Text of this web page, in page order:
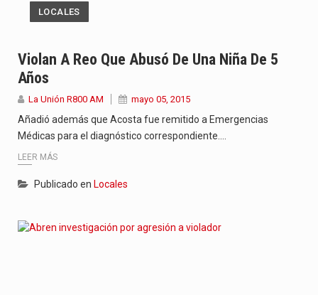
LOCALES
Violan A Reo Que Abusó De Una Niña De 5
Años
La Unión R800 AM mayo 05, 2015
Añadió además que Acosta fue remitido a Emergencias
Médicas para el diagnóstico correspondiente.…
LEER MÁS
Publicado en Locales